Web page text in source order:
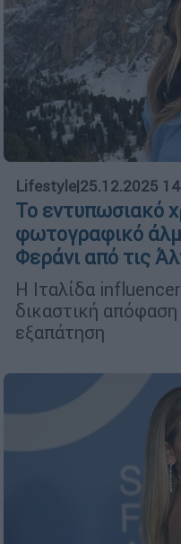
Lifestyle|25.12.2025
Το εντυπωσιακό
φωτογραφικό
Φεράνι από τις
Η Ιταλίδα
δικαστική
εξαπάτηση